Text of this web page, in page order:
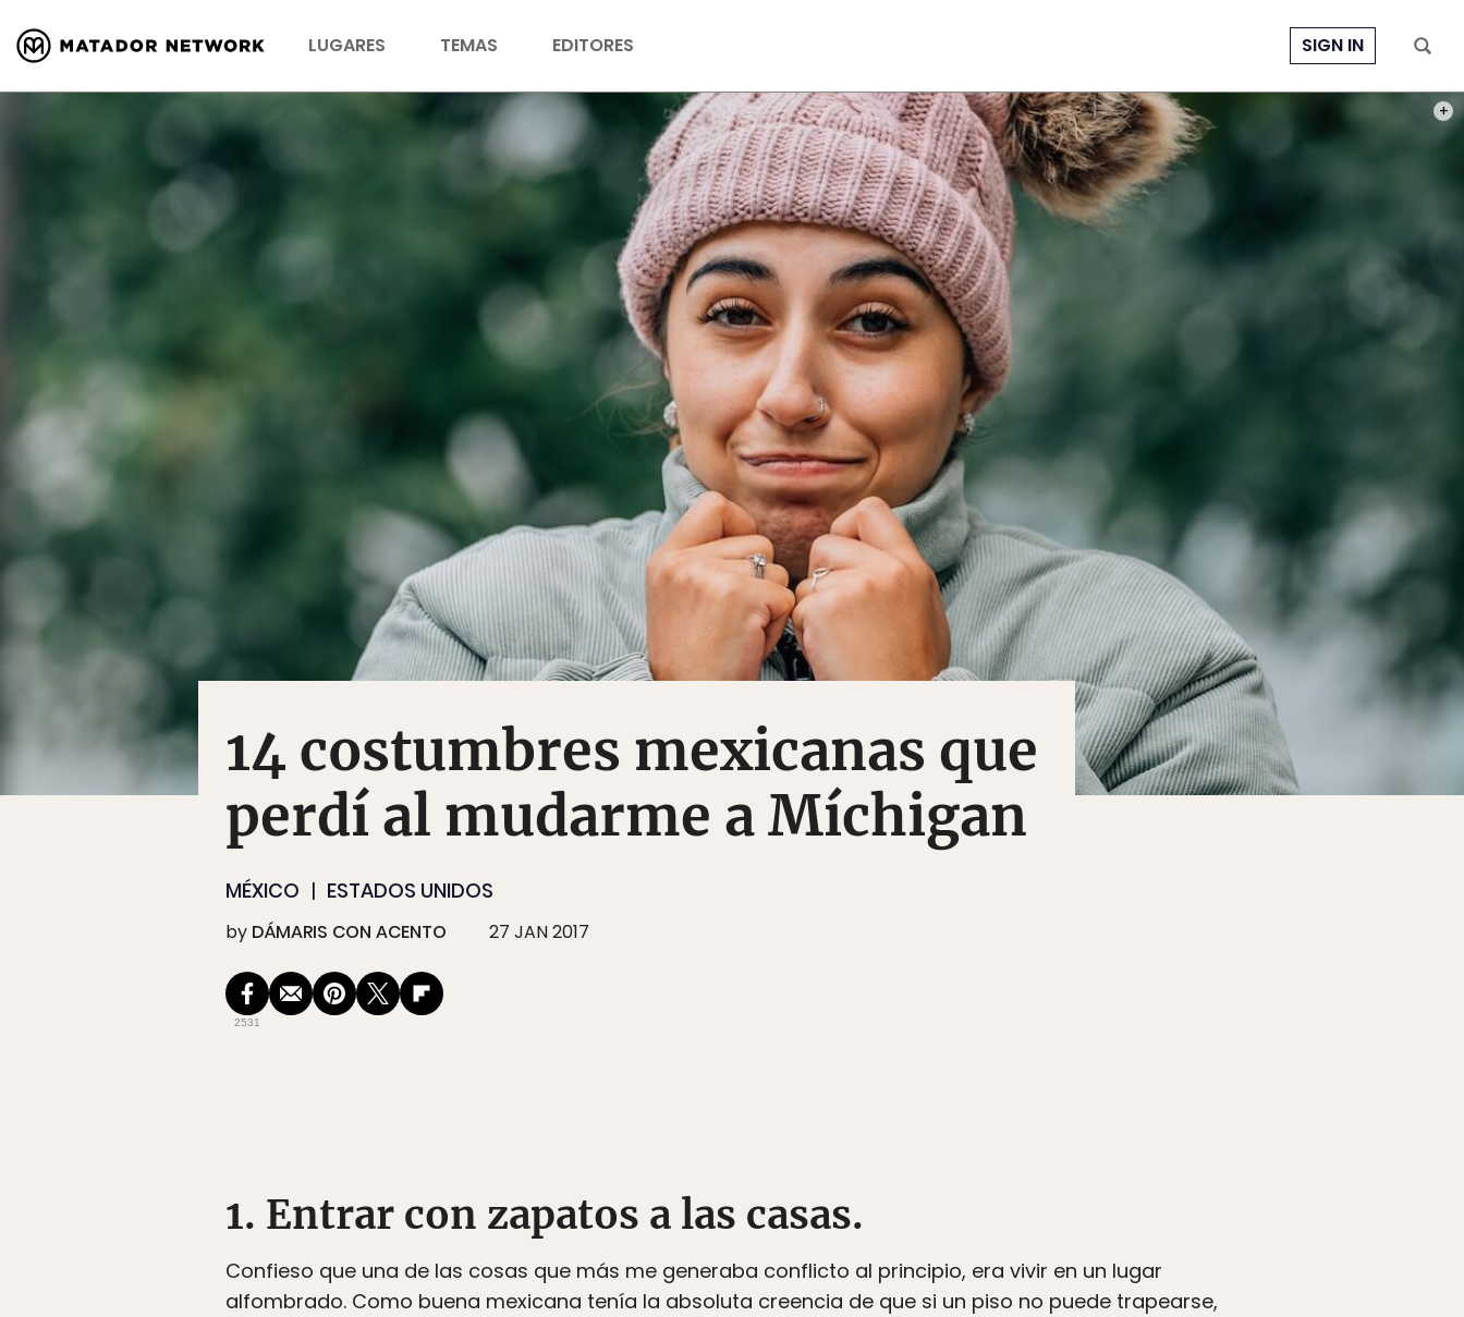
LUGARES TEMAS EDITORES SIGN IN
14 costumbres mexicanas que
perdí al mudarme a Míchigan
MÉXICO ESTADOS UNIDOS
by DÁMARIS CON ACENTO 27 JAN 2017
2531
1. Entrar con zapatos a las casas.
Confieso que una de las cosas que más me generaba conflicto al principio, era vivir en un lugar
alfombrado. Como buena mexicana tenía la absoluta creencia de que si un piso no puede trapearse,